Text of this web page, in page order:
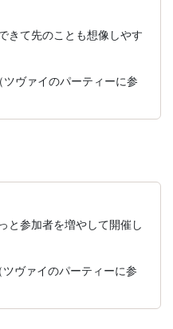
きて先のことも想像しやす
ヴァイのパーティーに参
と参加者を増やして開催し
ヴァイのパーティーに参